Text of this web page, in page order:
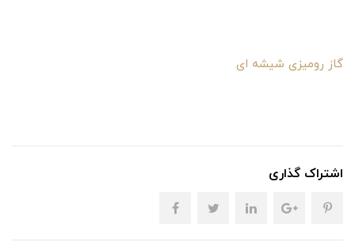
گاز رومیزی شیشه ای
اشتراک گذاری